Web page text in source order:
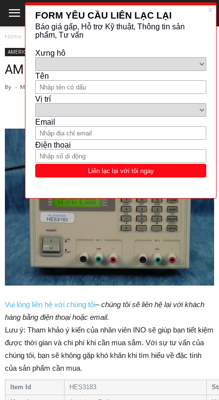
Home AMERICAN RELIANCE
AMERICAN RELIANCE
AMERICAN RELIANCE PPS-1200
By - March 29, 2019
Vui lòng liên hệ với chúng tôi–chúng tôi sẽ liên hệ lại với khách
hàng bằng điện thoại hoặc email.
Lưu ý: Tham khảo ý kiến của nhân viên INO sẽ giúp bạn tiết kiệm
được thời gian và chi phí khi cần mua sắm. ​​Với sự tư vấn của
chúng tôi, bạn sẽ không gặp khó khăn khi tìm hiểu về đặc tính
của sản phẩm cần mua.
Item Id HES3183